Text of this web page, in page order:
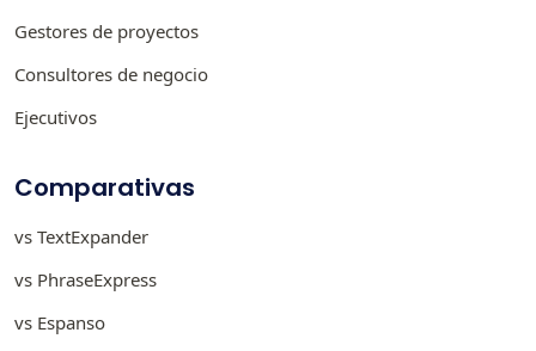
Gestores de proyectos
Consultores de negocio
Ejecutivos
Comparativas
vs TextExpander
vs PhraseExpress
vs Espanso